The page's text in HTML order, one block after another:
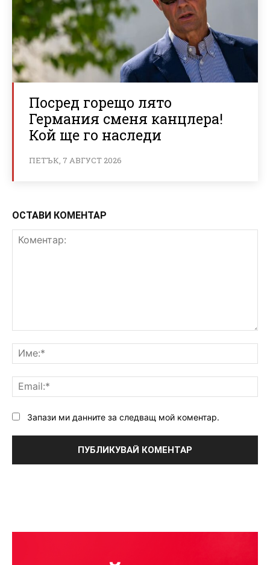
Посред горещо лято
Германия сменя канцлера!
Кой ще го наследи
ПЕТЪК, 7 АВГУСТ 2026
ОСТАВИ КОМЕНТАР
Запази ми данните за следващ мой коментар.